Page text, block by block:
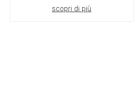
scopri di più